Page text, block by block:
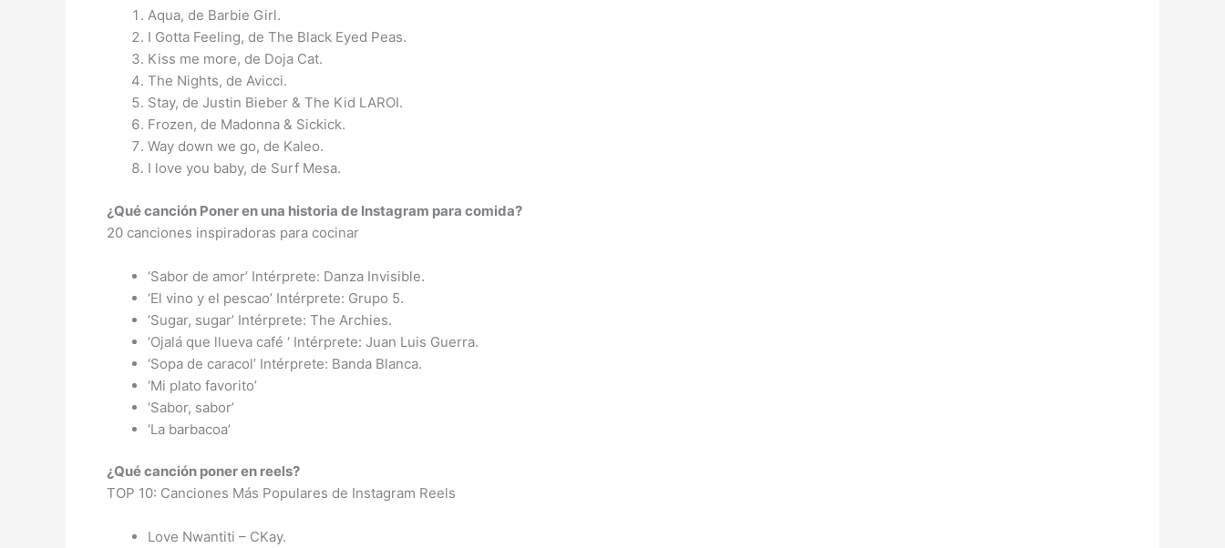
Aqua, de Barbie Girl.
I Gotta Feeling, de The Black Eyed Peas.
Kiss me more, de Doja Cat.
The Nights, de Avicci.
Stay, de Justin Bieber & The Kid LAROI.
Frozen, de Madonna & Sickick.
Way down we go, de Kaleo.
I love you baby, de Surf Mesa.
¿Qué canción Poner en una historia de Instagram para comida?
20 canciones inspiradoras para cocinar
‘Sabor de amor’ Intérprete: Danza Invisible.
‘El vino y el pescao’ Intérprete: Grupo 5.
‘Sugar, sugar’ Intérprete: The Archies.
‘Ojalá que llueva café ‘ Intérprete: Juan Luis Guerra.
‘Sopa de caracol’ Intérprete: Banda Blanca.
‘Mi plato favorito’
‘Sabor, sabor’
‘La barbacoa’
¿Qué canción poner en reels?
TOP 10: Canciones Más Populares de Instagram Reels
Love Nwantiti – CKay.